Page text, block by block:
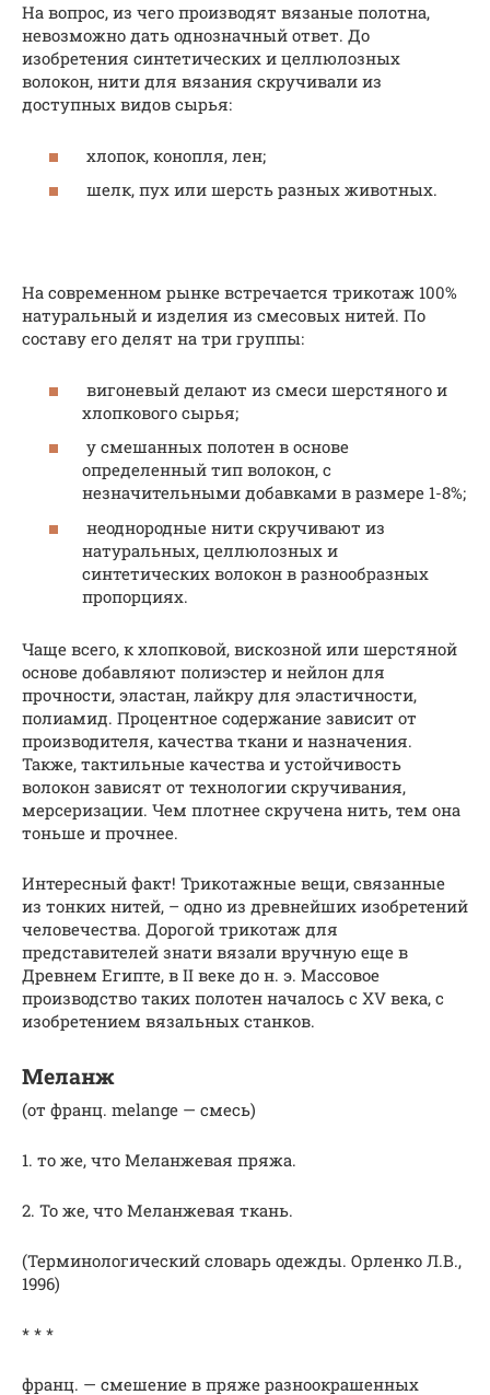
На вопрос, из чего производят вязаные полотна,
невозможно дать однозначный ответ. До
изобретения синтетических и целлюлозных
волокон, нити для вязания скручивали из
доступных видов сырья:
хлопок, конопля, лен;
шелк, пух или шерсть разных животных.
На современном рынке встречается трикотаж 100%
натуральный и изделия из смесовых нитей. По
составу его делят на три группы:
вигоневый делают из смеси шерстяного и
хлопкового сырья;
у смешанных полотен в основе
определенный тип волокон, с
незначительными добавками в размере 1-8%;
неоднородные нити скручивают из
натуральных, целлюлозных и
синтетических волокон в разнообразных
пропорциях.
Чаще всего, к хлопковой, вискозной или шерстяной
основе добавляют полиэстер и нейлон для
прочности, эластан, лайкру для эластичности,
полиамид. Процентное содержание зависит от
производителя, качества ткани и назначения.
Также, тактильные качества и устойчивость
волокон зависят от технологии скручивания,
мерсеризации. Чем плотнее скручена нить, тем она
тоньше и прочнее.
Интересный факт! Трикотажные вещи, связанные
из тонких нитей, – одно из древнейших изобретений
человечества. Дорогой трикотаж для
представителей знати вязали вручную еще в
Древнем Египте, в II веке до н. э. Массовое
производство таких полотен началось с XV века, с
изобретением вязальных станков.
Меланж
(от франц. melange — смесь)
1. то же, что Меланжевая пряжа.
2. То же, что Меланжевая ткань.
(Терминологический словарь одежды. Орленко Л.В.,
1996)
* * *
франц. — смешение в пряже разноокрашенных